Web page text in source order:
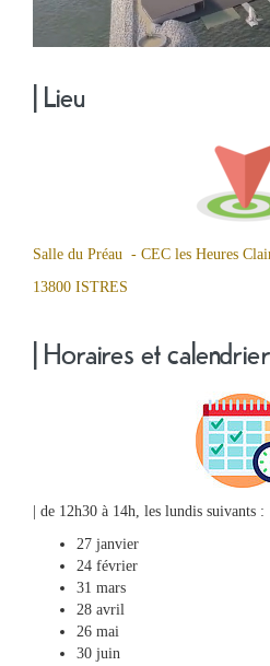
Mes
Loisirs
Tourisme
Sports
| Lieu
Salle du Préau - CEC les Heures
13800 ISTRES
| Horaires et
| de 12h30 à 14h, les lundis suivants :
27 janvier
24 février
31 mars
28 avril
26 mai
30 juin